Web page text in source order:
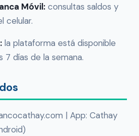
Móvil: consultas saldos y
celular.
la plataforma está disponible
7 días de la semana.
| App: Cathay